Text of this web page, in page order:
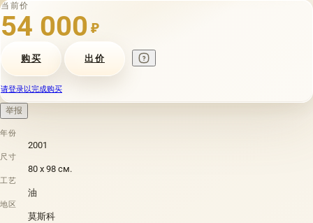
当前价
54 000 ₽
购买 出价
请登录以完成购买
举报
年份
2001
尺寸
80 х 98 см.
工艺
油
地区
莫斯科